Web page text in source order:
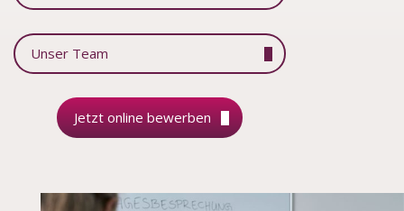
Unser Team
Jetzt online bewerben